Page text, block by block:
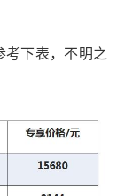
下表，不明之